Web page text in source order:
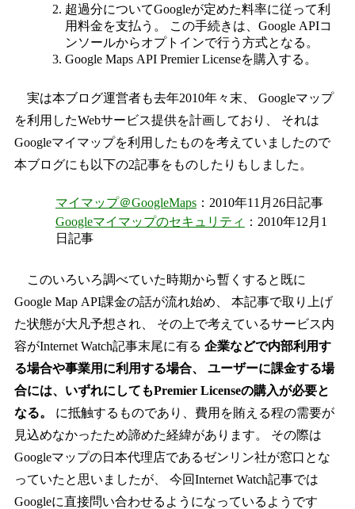
超過分についてGoogleが定めた料率に従って利
用料金を支払う。 この手続きは、Google APIコ
ンソールからオプトインで行う方式となる。
Google Maps API Premier Licenseを購入する。
実は本ブログ運営者も去年2010年々末、 Googleマップ
を利用したWebサービス提供を計画しており、 それは
Googleマイマップを利用したものを考えていましたので
本ブログにも以下の2記事をものしたりもしました。
マイマップ＠GoogleMaps：2010年11月26日記事
Googleマイマップのセキュリティ ：2010年12月1
日記事
このいろいろ調べていた時期から暫くすると既に
Google Map API課金の話が流れ始め、 本記事で取り上げ
た状態が大凡予想され、 その上で考えているサービス内
容がInternet Watch記事末尾に有る 企業などで内部利用す
る場合や事業用に利用する場合、 ユーザーに課金する場
合には、いずれにしてもPremier Licenseの購入が必要と
なる。
に抵触するものであり、費用を賄える程の需要が
見込めなかったため諦めた経緯があります。 その際は
Googleマップの日本代理店であるゼンリン社が窓口とな
っていたと思いましたが、 今回Internet Watch記事では
Googleに直接問い合わせるようになっているようです